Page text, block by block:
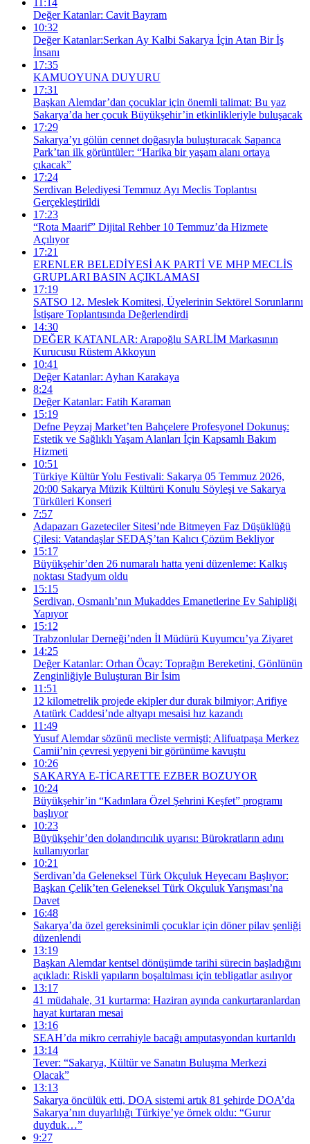
11:14
Değer Katanlar: Cavit Bayram
10:32
Değer Katanlar:Serkan Ay Kalbi Sakarya İçin Atan Bir İş
İnsanı
17:35
KAMUOYUNA DUYURU
17:31
Başkan Alemdar’dan çocuklar için önemli talimat: Bu yaz
Sakarya’da her çocuk Büyükşehir’in etkinlikleriyle buluşacak
17:29
Sakarya’yı gölün cennet doğasıyla buluşturacak Sapanca
Park’tan ilk görüntüler: “Harika bir yaşam alanı ortaya
çıkacak”
17:24
Serdivan Belediyesi Temmuz Ayı Meclis Toplantısı
Gerçekleştirildi
17:23
“Rota Maarif” Dijital Rehber 10 Temmuz’da Hizmete
Açılıyor
17:21
ERENLER BELEDİYESİ AK PARTİ VE MHP MECLİS
GRUPLARI BASIN AÇIKLAMASI
17:19
SATSO 12. Meslek Komitesi, Üyelerinin Sektörel Sorunlarını
İstişare Toplantısında Değerlendirdi
14:30
DEĞER KATANLAR: Arapoğlu SARLİM Markasının
Kurucusu Rüstem Akkoyun
10:41
Değer Katanlar: Ayhan Karakaya
8:24
Değer Katanlar: Fatih Karaman
15:19
Defne Peyzaj Market’ten Bahçelere Profesyonel Dokunuş:
Estetik ve Sağlıklı Yaşam Alanları İçin Kapsamlı Bakım
Hizmeti
10:51
Türkiye Kültür Yolu Festivali: Sakarya 05 Temmuz 2026,
20:00 Sakarya Müzik Kültürü Konulu Söyleşi ve Sakarya
Türküleri Konseri
7:57
Adapazarı Gazeteciler Sitesi’nde Bitmeyen Faz Düşüklüğü
Çilesi: Vatandaşlar SEDAŞ’tan Kalıcı Çözüm Bekliyor
15:17
Büyükşehir’den 26 numaralı hatta yeni düzenleme: Kalkış
noktası Stadyum oldu
15:15
Serdivan, Osmanlı’nın Mukaddes Emanetlerine Ev Sahipliği
Yapıyor
15:12
Trabzonlular Derneği’nden İl Müdürü Kuyumcu’ya Ziyaret
14:25
Değer Katanlar: Orhan Öcay: Toprağın Bereketini, Gönlünün
Zenginliğiyle Buluşturan Bir İsim
11:51
12 kilometrelik projede ekipler dur durak bilmiyor; Arifiye
Atatürk Caddesi’nde altyapı mesaisi hız kazandı
11:49
Yusuf Alemdar sözünü mecliste vermişti; Alifuatpaşa Merkez
Camii’nin çevresi yepyeni bir görünüme kavuştu
10:26
SAKARYA E-TİCARETTE EZBER BOZUYOR
10:24
Büyükşehir’in “Kadınlara Özel Şehrini Keşfet” programı
başlıyor
10:23
Büyükşehir’den dolandırıcılık uyarısı: Bürokratların adını
kullanıyorlar
10:21
Serdivan’da Geleneksel Türk Okçuluk Heyecanı Başlıyor:
Başkan Çelik’ten Geleneksel Türk Okçuluk Yarışması’na
Davet
16:48
Sakarya’da özel gereksinimli çocuklar için döner pilav şenliği
düzenlendi
13:19
Başkan Alemdar kentsel dönüşümde tarihi sürecin başladığını
açıkladı: Riskli yapıların boşaltılması için tebligatlar asılıyor
13:17
41 müdahale, 31 kurtarma: Haziran ayında cankurtaranlardan
hayat kurtaran mesai
13:16
SEAH’da mikro cerrahiyle bacağı amputasyondan kurtarıldı
13:14
Tever: “Sakarya, Kültür ve Sanatın Buluşma Merkezi
Olacak”
13:13
Sakarya öncülük etti, DOA sistemi artık 81 şehirde DOA’da
Sakarya’nın duyarlılığı Türkiye’ye örnek oldu: “Gurur
duyduk…”
9:27